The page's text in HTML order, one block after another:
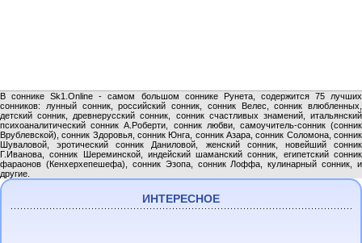
В соннике Sk1.Online - самом большом соннике Рунета, содержится 75 лучших
сонников: лунный сонник, российский сонник, сонник Велес, сонник влюбленных,
детский сонник, древнерусский сонник, сонник счастливых знамений, итальянский
психоаналитический сонник А.Роберти, сонник любви, самоучитель-сонник (сонник
Врублевской), сонник Здоровья, сонник Юнга, сонник Азара, сонник Соломона, сонник
Шуваловой, эротический сонник Даниловой, женский сонник, новейший сонник
Г.Иванова, сонник Шереминской, индейский шаманский сонник, египетский сонник
фараонов (Кенхерхепешефа), сонник Эзопа, сонник Лоффа, кулинарный сонник, и
другие.
ИНТЕРЕСНОЕ